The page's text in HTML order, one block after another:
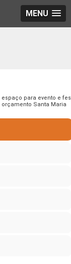
MENU
espaço para evento e
orçamento Santa Maria